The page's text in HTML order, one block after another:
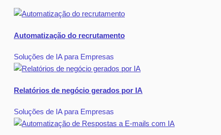
Automatização do recrutamento
Soluções de IA para Empresas
Relatórios de negócio gerados por IA
Soluções de IA para Empresas